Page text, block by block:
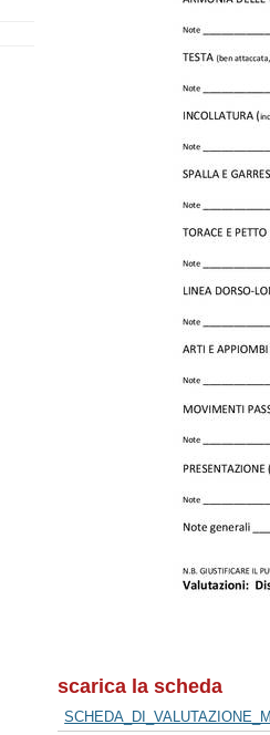
scarica la scheda